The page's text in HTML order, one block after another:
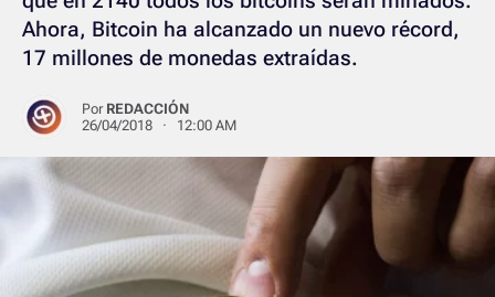
Ahora, Bitcoin ha alcanzado un nuevo récord,
17 millones de monedas extraídas.
Por REDACCIÓN
26/04/2018 · 12:00 AM